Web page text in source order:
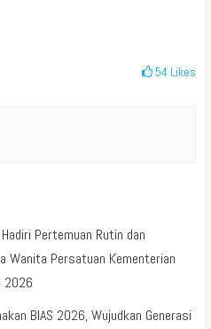
54 Likes
Pertemuan Rutin dan
Wanita Persatuan Kementerian
2026
BIAS 2026, Wujudkan Generasi